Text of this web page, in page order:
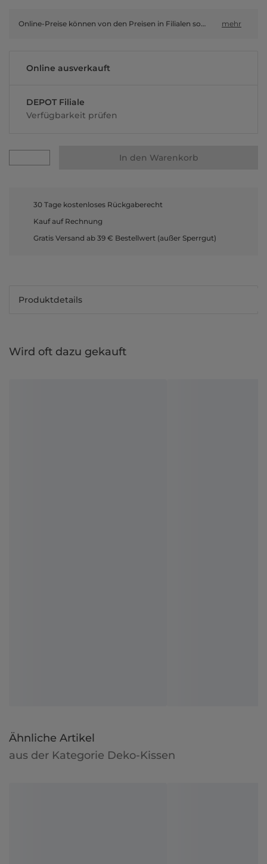
Online-Preise können von den Preisen in Filialen sowie Shop-in-Shop-Flächen abweichen. mehr
Online ausverkauft
DEPOT Filiale
Verfügbarkeit prüfen
In den Warenkorb
30 Tage kostenloses Rückgaberecht
Kauf auf Rechnung
Gratis Versand ab 39 € Bestellwert (außer Sperrgut)
Produktdetails
Wird oft dazu gekauft
Ähnliche Artikel
aus der Kategorie Deko-Kissen